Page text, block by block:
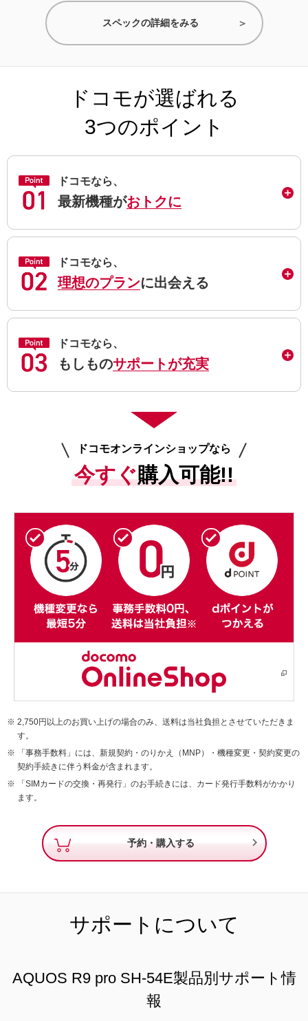
スペックの詳細をみる
ドコモが選ばれる
3つのポイント
ドコモなら、
最新機種がおトクに
ドコモなら、
理想のプランに出会える
ドコモなら、
もしものサポートが充実
ドコモオンラインショップなら
今すぐ購入可能!!
2,750円以上のお買い上げの場合のみ、送料は当社負担とさせていただきま
す。
「事務手数料」には、新規契約・のりかえ（MNP）・機種変更・契約変更の
契約手続きに伴う料金が含まれます。
「SIMカードの交換・再発行」のお手続きには、カード発行手数料がかかり
ます。
予約・購入する 
サポートについて
AQUOS R9 pro SH-54E製品別サポート情
報